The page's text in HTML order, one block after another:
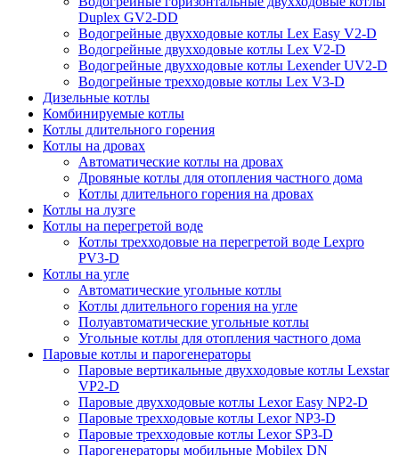
Duplex GV2-DD
Водогрейные двухходовые котлы Lex Easy V2-D
Водогрейные двухходовые котлы Lex V2-D
Водогрейные двухходовые котлы Lexender UV2-D
Водогрейные трехходовые котлы Lex V3-D
Дизельные котлы
Комбинируемые котлы
Котлы длительного горения
Котлы на дровах
Автоматические котлы на дровах
Дровяные котлы для отопления частного дома
Котлы длительного горения на дровах
Котлы на лузге
Котлы на перегретой воде
Котлы трехходовые на перегретой воде Lexpro
PV3-D
Котлы на угле
Автоматические угольные котлы
Котлы длительного горения на угле
Полуавтоматические угольные котлы
Угольные котлы для отопления частного дома
Паровые котлы и парогенераторы
Паровые вертикальные двухходовые котлы Lexstar
VP2-D
Паровые двухходовые котлы Lexor Easy NP2-D
Паровые трехходовые котлы Lexor NP3-D
Паровые трехходовые котлы Lexor SP3-D
Парогенераторы мобильные Mobilex DN